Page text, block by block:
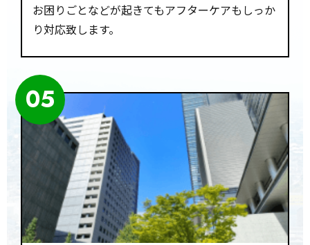
お困りごとなどが起きてもアフターケアもしっか
り対応致します。
05